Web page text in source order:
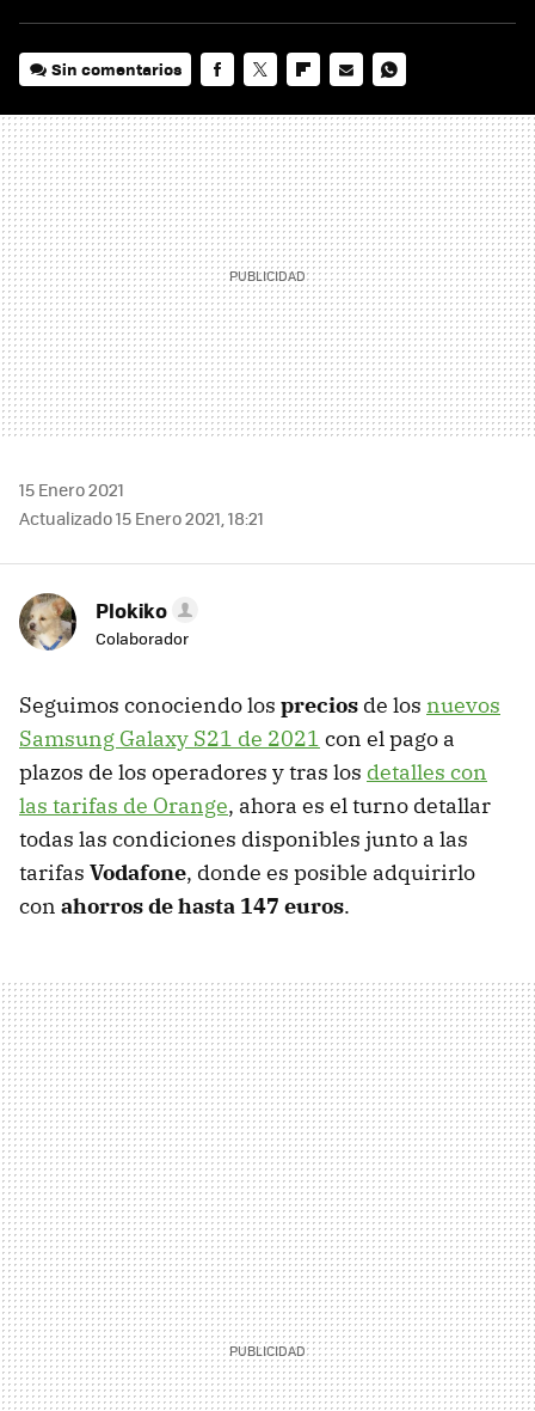
Sin comentarios
MAIL
15 Enero 2021
Actualizado 15 Enero 2021, 18:21
Plokiko
Colaborador
Seguimos conociendo los precios de los nuevos
Samsung Galaxy S21 de 2021 con el pago a
plazos de los operadores y tras los detalles con
las tarifas de Orange, ahora es el turno detallar
todas las condiciones disponibles junto a las
tarifas Vodafone, donde es posible adquirirlo
con ahorros de hasta 147 euros.